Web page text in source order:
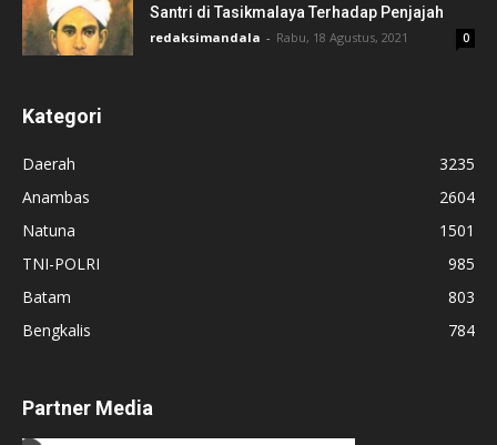
Santri di Tasikmalaya Terhadap Penjajah
redaksimandala - Rabu, 18 Agustus, 2021 0
Kategori
Daerah
3235
Anambas
2604
Natuna
1501
TNI-POLRI
985
Batam
803
Bengkalis
784
Partner Media